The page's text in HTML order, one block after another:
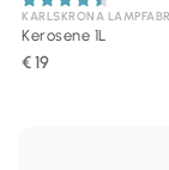
KARLSKRONA
Kerosene 1L
€ 19